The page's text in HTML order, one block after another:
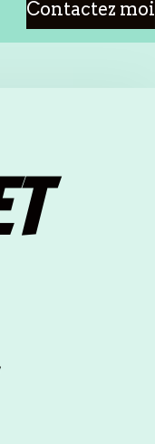
Contactez moi